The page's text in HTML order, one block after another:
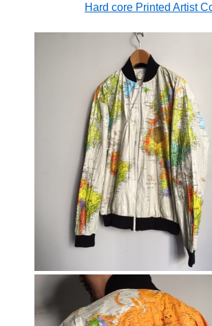
Hard core Printed Artist